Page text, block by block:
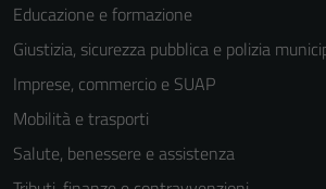
Educazione e formazione
Giustizia, sicurezza pubblica e polizia
Imprese, commercio e SUAP
Mobilità e trasporti
Salute, benessere e assistenza